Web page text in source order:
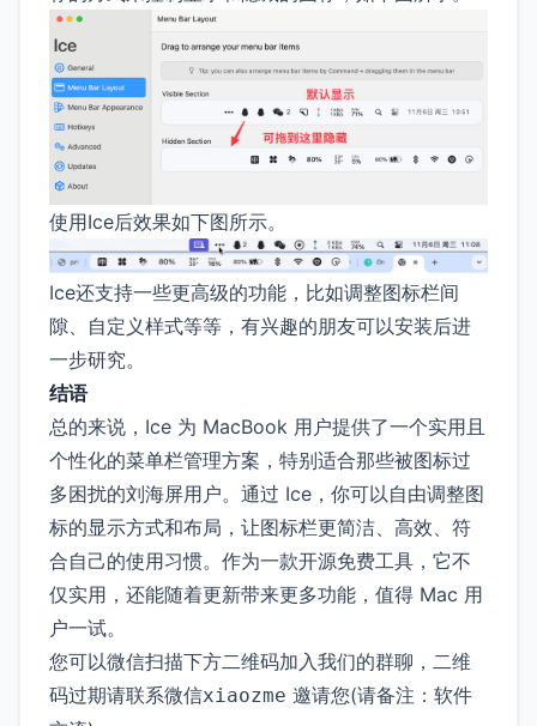
使用Ice后效果如下图所示。
Ice还支持一些更高级的功能，比如调整图标栏间
隙、自定义样式等等，有兴趣的朋友可以安装后进
一步研究。
结语
总的来说，Ice 为 MacBook 用户提供了一个实用且
个性化的菜单栏管理方案，特别适合那些被图标过
多困扰的刘海屏用户。通过 Ice，你可以自由调整图
标的显示方式和布局，让图标栏更简洁、高效、符
合自己的使用习惯。作为一款开源免费工具，它不
仅实用，还能随着更新带来更多功能，值得 Mac 用
户一试。
您可以微信扫描下方二维码加入我们的群聊，二维
码过期请联系微信xiaozme 邀请您(请备注：软件